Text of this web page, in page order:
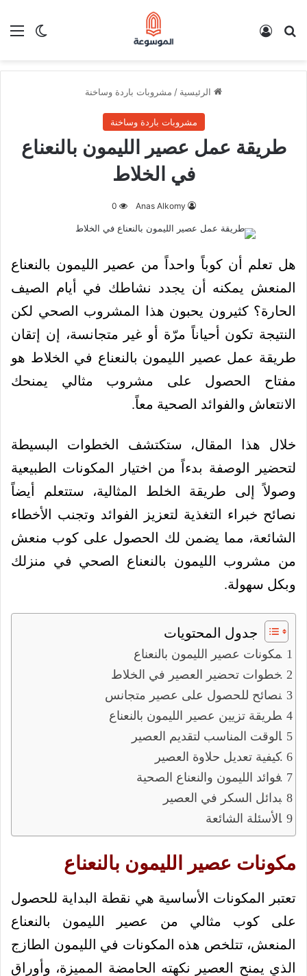
الوضع بحث عن
الرئيسية / مشروبات باردة وساخنة
مشروبات باردة وساخنة
طريقة عمل عصير الليمون بالنعناع
في الخلاط
Anas Alkomy
0
هل تعلم أن كوباً واحداً من عصير الليمون بالنعناع
المنعش يمكنه أن يجدد نشاطك في أيام الصيف
الحارة؟ كثيرون يحبون هذا المشروب الصحي لكن
النتيجة تكون أحياناً مرّة أو غير متجانسة، إن إتقان
طريقة عمل عصير الليمون بالنعناع في الخلاط هو
مفتاح الحصول على مشروب مثالي يمنحك
الانتعاش والفوائد الصحية معاً.
خلال هذا المقال، ستكتشف الخطوات البسيطة
لتحضير الوصفة بدءاً من اختيار المكونات الطبيعية
وصولاً إلى طريقة الخلط المثالية، ستتعلم أيضاً
نصائح خبراء التغذية لتعزيز الفوائد وتجنب الأخطاء
الشائعة، مما يضمن لك الحصول على كوب منعش
من مشروب الليمون بالنعناع الصحي في منزلك
وبكل سهولة.
جدول المحتويات
مكونات عصير الليمون بالنعناع
خطوات تحضير العصير في الخلاط
نصائح للحصول على عصير متجانس
طريقة تزيين عصير الليمون بالنعناع
الوقت المناسب لتقديم العصير
كيفية تعديل حلاوة العصير
فوائد الليمون والنعناع الصحية
بدائل السكر في العصير
الأسئلة الشائعة
مكونات عصير الليمون بالنعناع
تعتبر المكونات الأساسية هي نقطة البداية للحصول
على كوب مثالي من عصير الليمون بالنعناع
المنعش، تتلخص هذه المكونات في الليمون الطازج
الذي يمنح العصير نكهته الحامضة المميزة، وأوراق